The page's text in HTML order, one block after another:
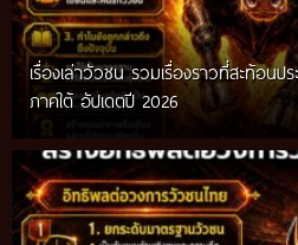
เรื่องเล่าวัวชน รวมเรื่องราวที่สะท้อน
ภาคใต้ อัปเดตปี 2026